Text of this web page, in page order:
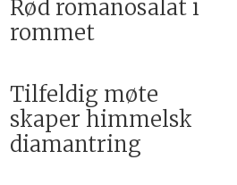
Rød romanosalat i
rommet
Tilfeldig møte
skaper himmelsk
diamantring